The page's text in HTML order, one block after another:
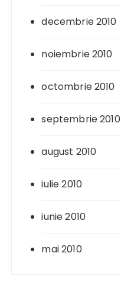
decembrie 2010
noiembrie 2010
octombrie 2010
septembrie 2010
august 2010
iulie 2010
iunie 2010
mai 2010